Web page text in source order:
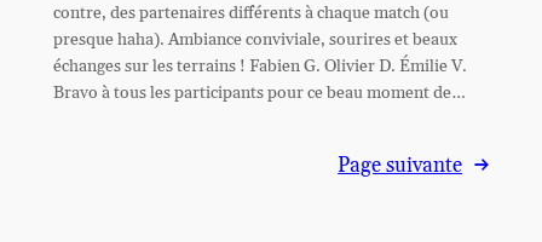
contre, des partenaires différents à chaque match (ou
presque haha). Ambiance conviviale, sourires et beaux
échanges sur les terrains ! Fabien G. Olivier D. Émilie V.
Bravo à tous les participants pour ce beau moment de…
Page suivante →